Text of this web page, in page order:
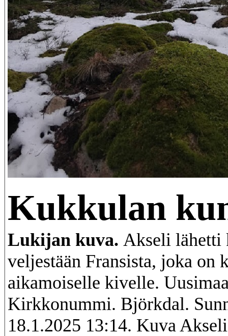
Kukkulan
Lukijan kuva. Akseli lähetti
veljestään Fransista, joka on
aikamoiselle kivelle.
Kirkkonummi. Björkdal.
18.1.2025 13:14. Kuva